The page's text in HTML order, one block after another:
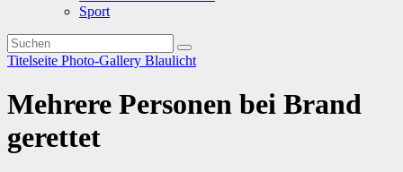
Sport
Titelseite Photo-Gallery Blaulicht
Mehrere Personen bei Brand
gerettet